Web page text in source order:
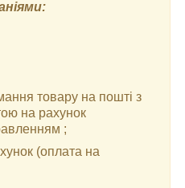
товару на пошті з
на рахунок
;
(оплата на